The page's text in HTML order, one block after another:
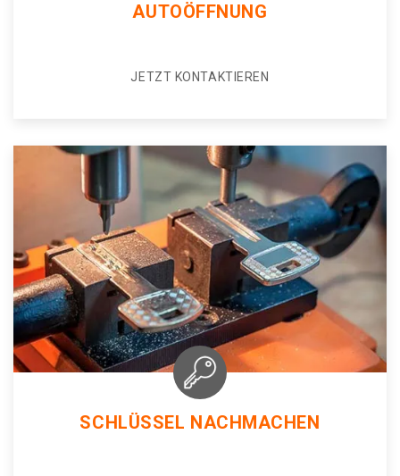
AUTOÖFFNUNG
JETZT KONTAKTIEREN
SCHLÜSSEL NACHMACHEN